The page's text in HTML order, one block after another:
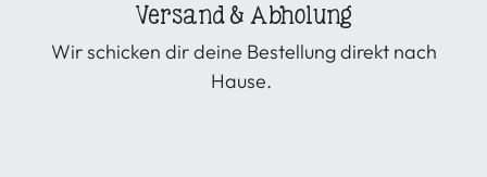
Versand & Abholung
Wir schicken dir deine Bestellung direkt nach
Hause.